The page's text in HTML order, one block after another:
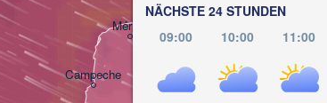
NÄCHSTE 24 STUNDEN
09:00
10:00 11:00
Campeche
Mérida Cancún